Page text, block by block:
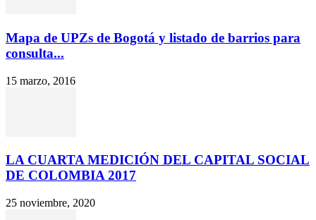
Mapa de UPZs de Bogotá y listado de barrios para
consulta...
15 marzo, 2016
LA CUARTA MEDICIÓN DEL CAPITAL SOCIAL
DE COLOMBIA 2017
25 noviembre, 2020